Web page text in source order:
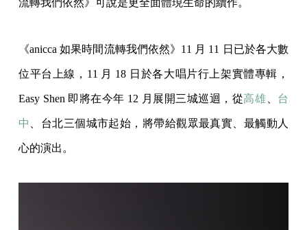
流轉我們依然》可說是更全面體現生命的續作。
《anicca 如果時間流轉我們依然》11 月 11 日已於各大數
位平台上線，11 月 18 日於各大唱片行上架實體專輯，
Easy Shen 即將在今年 12 月展開三城巡迴，從高雄 台
中 、台北三個城市起始，將帶給觀眾最真實、最觸動人
心的演出。